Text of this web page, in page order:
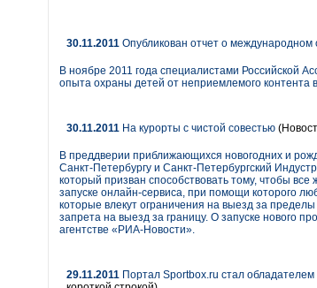
30.11.2011 Опубликован отчет о
В ноябре 2011 года специалистами Российской
опыта охраны детей от неприемлемого контента
30.11.2011 На курорты с чистой совестью
В преддверии приближающихся новогодних и
Санкт-Петербургу и Санкт-Петербургский
который призван способствовать тому, чтобы
запуске онлайн-сервиса, при помощи которого
которые влекут ограничения на выезд за
запрета на выезд за границу. О запуске нового
агентстве «РИА-Новости».
29.11.2011 Портал Sportbox.ru стал